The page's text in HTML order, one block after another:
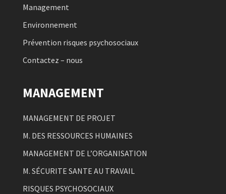
Management
Environnement
Prévention risques psychosociaux
Contactez – nous
MANAGEMENT
MANAGEMENT DE PROJET
M. DES RESSOURCES HUMAINES
MANAGEMENT DE L’ORGANISATION
M. SÉCURITE SANTE AU TRAVAIL
RISQUES PSYCHOSOCIAUX